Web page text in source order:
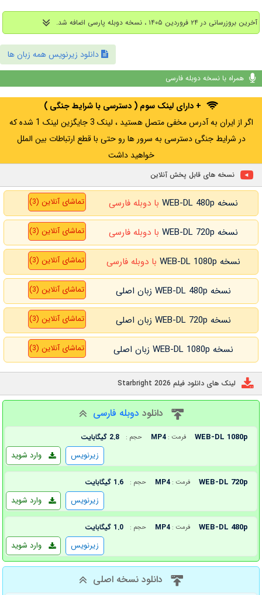
آخرین بروزرسانی در ۲۴ فروردین ۱۴۰۵ ، نسخه دوبله پارسی اضافه شد.
دانلود زیرنویس همه زبان ها
همراه با نسخه دوبله فارسی
+ دارای لینک سوم ( دسترسی با شرایط جنگی )
اگر از ایران به آدرس مخفی متصل هستید ، لینک 3 جایگزین لینک 1 شده که
در شرایط جنگی دسترسی به سرور ها رو حتی با قطع ارتباطات بین الملل
خواهید داشت
نسخه های قابل پخش آنلاین
نسخه WEB-DL 480p با دوبله فارسی تماشای آنلاین (3)
نسخه WEB-DL 720p با دوبله فارسی تماشای آنلاین (3)
نسخه WEB-DL 1080p با دوبله فارسی تماشای آنلاین (3)
نسخه WEB-DL 480p زبان اصلی تماشای آنلاین (3)
نسخه WEB-DL 720p زبان اصلی تماشای آنلاین (3)
نسخه WEB-DL 1080p زبان اصلی تماشای آنلاین (3)
لینک های دانلود فیلم Starbright 2026
دانلود دوبله فارسی
WEB-DL 1080p فرمت : MP4 حجم : 2.8 گیگابایت
وارد شوید زیرنویس
WEB-DL 720p فرمت : MP4 حجم : 1.6 گیگابایت
وارد شوید زیرنویس
WEB-DL 480p فرمت : MP4 حجم : 1.0 گیگابایت
وارد شوید زیرنویس
دانلود نسخه اصلی